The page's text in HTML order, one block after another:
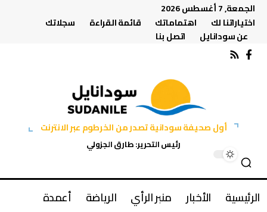
الجمعة, 7 أغسطس 2026
اختياراتنا لك
اهتماماتك قائمة القراءة
سجلاتك
عن سودانايل
اتصل بنا
أول صحيفة سودانية تصدر من الخرطوم عبر الانترنت
رئيس التحرير: طارق الجزولي
الرئيسية الأخبار منبر الرأي الرياضة
أعمدة